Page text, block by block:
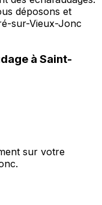
déposons et
sur-Vieux-Jonc
à Saint-
sur votre